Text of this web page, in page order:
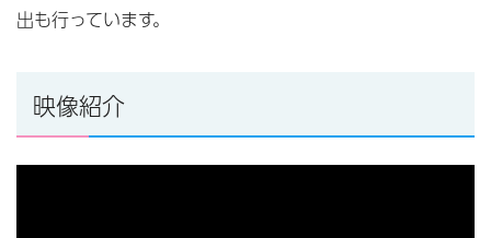
出も行っています。
映像紹介